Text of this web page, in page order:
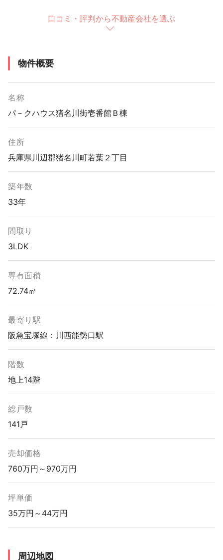
口コミ・評判から不動産会社を選ぶ
物件概要
名称
パ－クハウス猪名川街壱番館Ｂ棟
住所
兵庫県川辺郡猪名川町若葉２丁目
築年数
33年
間取り
3LDK
専有面積
72.74㎡
最寄り駅
阪急宝塚線：川西能勢口駅
階数
地上14階
総戸数
141戸
売却価格
760万円～970万円
坪単価
35万円～44万円
周辺地図